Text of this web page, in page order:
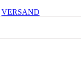
VERSAND